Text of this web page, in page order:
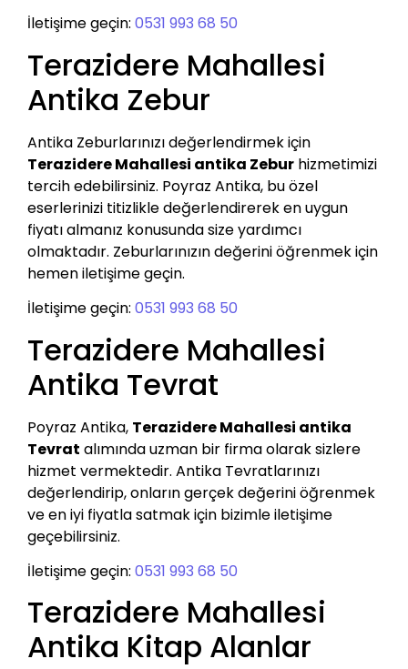
İletişime geçin: 0531 993 68 50
Terazidere Mahallesi
Antika Zebur
Antika Zeburlarınızı değerlendirmek için
Terazidere Mahallesi antika Zebur hizmetimizi
tercih edebilirsiniz. Poyraz Antika, bu özel
eserlerinizi titizlikle değerlendirerek en uygun
fiyatı almanız konusunda size yardımcı
olmaktadır. Zeburlarınızın değerini öğrenmek için
hemen iletişime geçin.
İletişime geçin: 0531 993 68 50
Terazidere Mahallesi
Antika Tevrat
Poyraz Antika, Terazidere Mahallesi antika
Tevrat alımında uzman bir firma olarak sizlere
hizmet vermektedir. Antika Tevratlarınızı
değerlendirip, onların gerçek değerini öğrenmek
ve en iyi fiyatla satmak için bizimle iletişime
geçebilirsiniz.
İletişime geçin: 0531 993 68 50
Terazidere Mahallesi
Antika Kitap Alanlar